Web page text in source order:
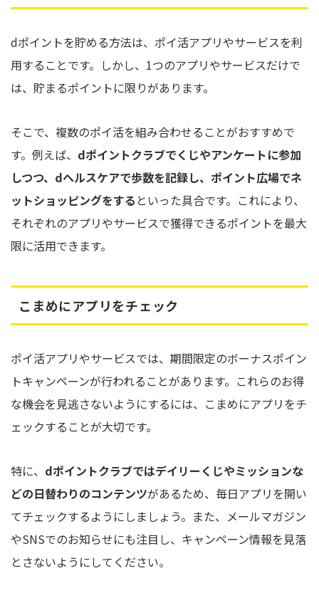
dポイントを貯める方法は、ポイ活アプリやサービスを利
用することです。しかし、1つのアプリやサービスだけで
は、貯まるポイントに限りがあります。
そこで、複数のポイ活を組み合わせることがおすすめで
す。例えば、 dポイントクラブでくじやアンケートに参加
しつつ、dヘルスケアで歩数を記録し、ポイント広場でネ
ットショッピングをする といった具合です。これにより、
それぞれのアプリやサービスで獲得できるポイントを最大
限に活用できます。
こまめにアプリをチェック
ポイ活アプリやサービスでは、期間限定のボーナスポイン
トキャンペーンが行われることがあります。これらのお得
な機会を見逃さないようにするには、こまめにアプリをチ
ェックすることが大切です。
特に、 dポイントクラブではデイリーくじやミッションな
どの日替わりのコンテンツがあるため、毎日アプリを開い
てチェックするようにしましょう。また、メールマガジン
やSNSでのお知らせにも注目し、キャンペーン情報を見落
とさないようにしてください。